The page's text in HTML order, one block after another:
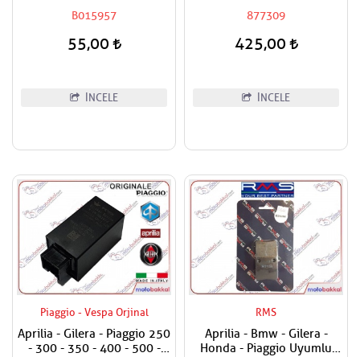
Fiyatıdır
B015957
55,00
İNCELE
Hilali
877309
425,00
İNCELE
Piaggio - Vespa Orjinal
Aprilia - Gilera - Piaggio 250
- 300 - 350 - 400 - 500 -
RMS
Aprilia - Bmw - Gilera -
Honda - Piaggio Uyumlu